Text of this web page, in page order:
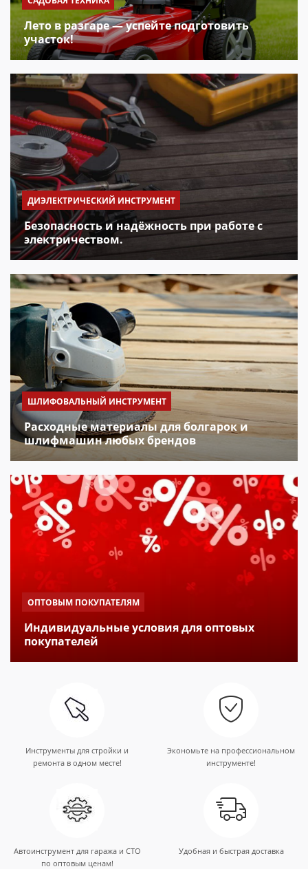
Лето в разгаре — успейте подготовить
участок!
ДИЭЛЕКТРИЧЕСКИЙ ИНСТРУМЕНТ
Безопасность и надёжность при работе с
электричеством.
ШЛИФОВАЛЬНЫЙ ИНСТРУМЕНТ
Расходные материалы для болгарок и
шлифмашин любых брендов
ОПТОВЫМ ПОКУПАТЕЛЯМ
Индивидуальные условия для оптовых
покупателей
Инструменты для стройки и
ремонта в одном месте!
Экономьте на профессиональном
инструменте!
Автоинструмент для гаража и СТО
по оптовым ценам!
Удобная и быстрая доставка